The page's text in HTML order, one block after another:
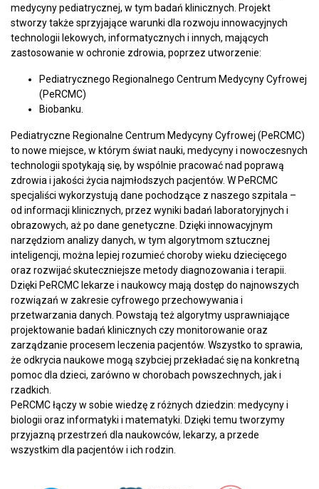
medycyny pediatrycznej, w tym badań klinicznych. Projekt
stworzy także sprzyjające warunki dla rozwoju innowacyjnych
technologii lekowych, informatycznych i innych, mających
zastosowanie w ochronie zdrowia, poprzez utworzenie:
Pediatrycznego Regionalnego Centrum Medycyny Cyfrowej
(PeRCMC)
Biobanku.
Pediatryczne Regionalne Centrum Medycyny Cyfrowej (PeRCMC)
to nowe miejsce, w którym świat nauki, medycyny i nowoczesnych
technologii spotykają się, by wspólnie pracować nad poprawą
zdrowia i jakości życia najmłodszych pacjentów. W PeRCMC
specjaliści wykorzystują dane pochodzące z naszego szpitala –
od informacji klinicznych, przez wyniki badań laboratoryjnych i
obrazowych, aż po dane genetyczne. Dzięki innowacyjnym
narzędziom analizy danych, w tym algorytmom sztucznej
inteligencji, można lepiej rozumieć choroby wieku dziecięcego
oraz rozwijać skuteczniejsze metody diagnozowania i terapii.
Dzięki PeRCMC lekarze i naukowcy mają dostęp do najnowszych
rozwiązań w zakresie cyfrowego przechowywania i
przetwarzania danych. Powstają też algorytmy usprawniające
projektowanie badań klinicznych czy monitorowanie oraz
zarządzanie procesem leczenia pacjentów. Wszystko to sprawia,
że odkrycia naukowe mogą szybciej przekładać się na konkretną
pomoc dla dzieci, zarówno w chorobach powszechnych, jak i
rzadkich.
PeRCMC łączy w sobie wiedzę z różnych dziedzin: medycyny i
biologii oraz informatyki i matematyki. Dzięki temu tworzymy
przyjazną przestrzeń dla naukowców, lekarzy, a przede
wszystkim dla pacjentów i ich rodzin.